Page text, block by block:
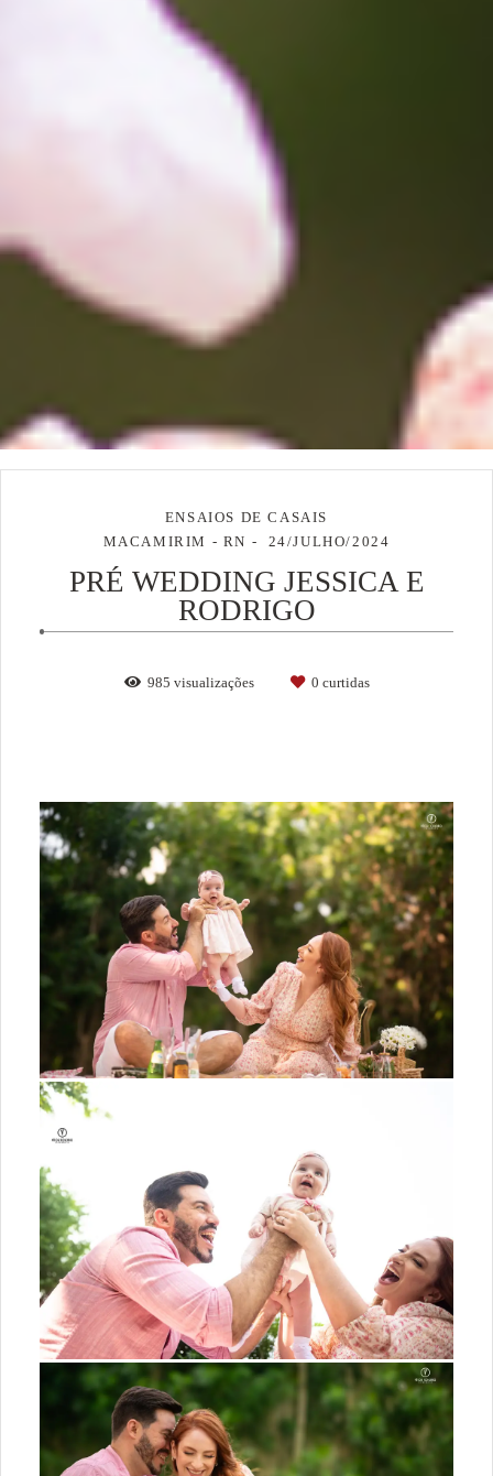
ENSAIOS DE CASAIS
MACAMIRIM - RN
24/JULHO/2024
PRÉ WEDDING JESSICA E
RODRIGO
985 visualizações 0 curtidas